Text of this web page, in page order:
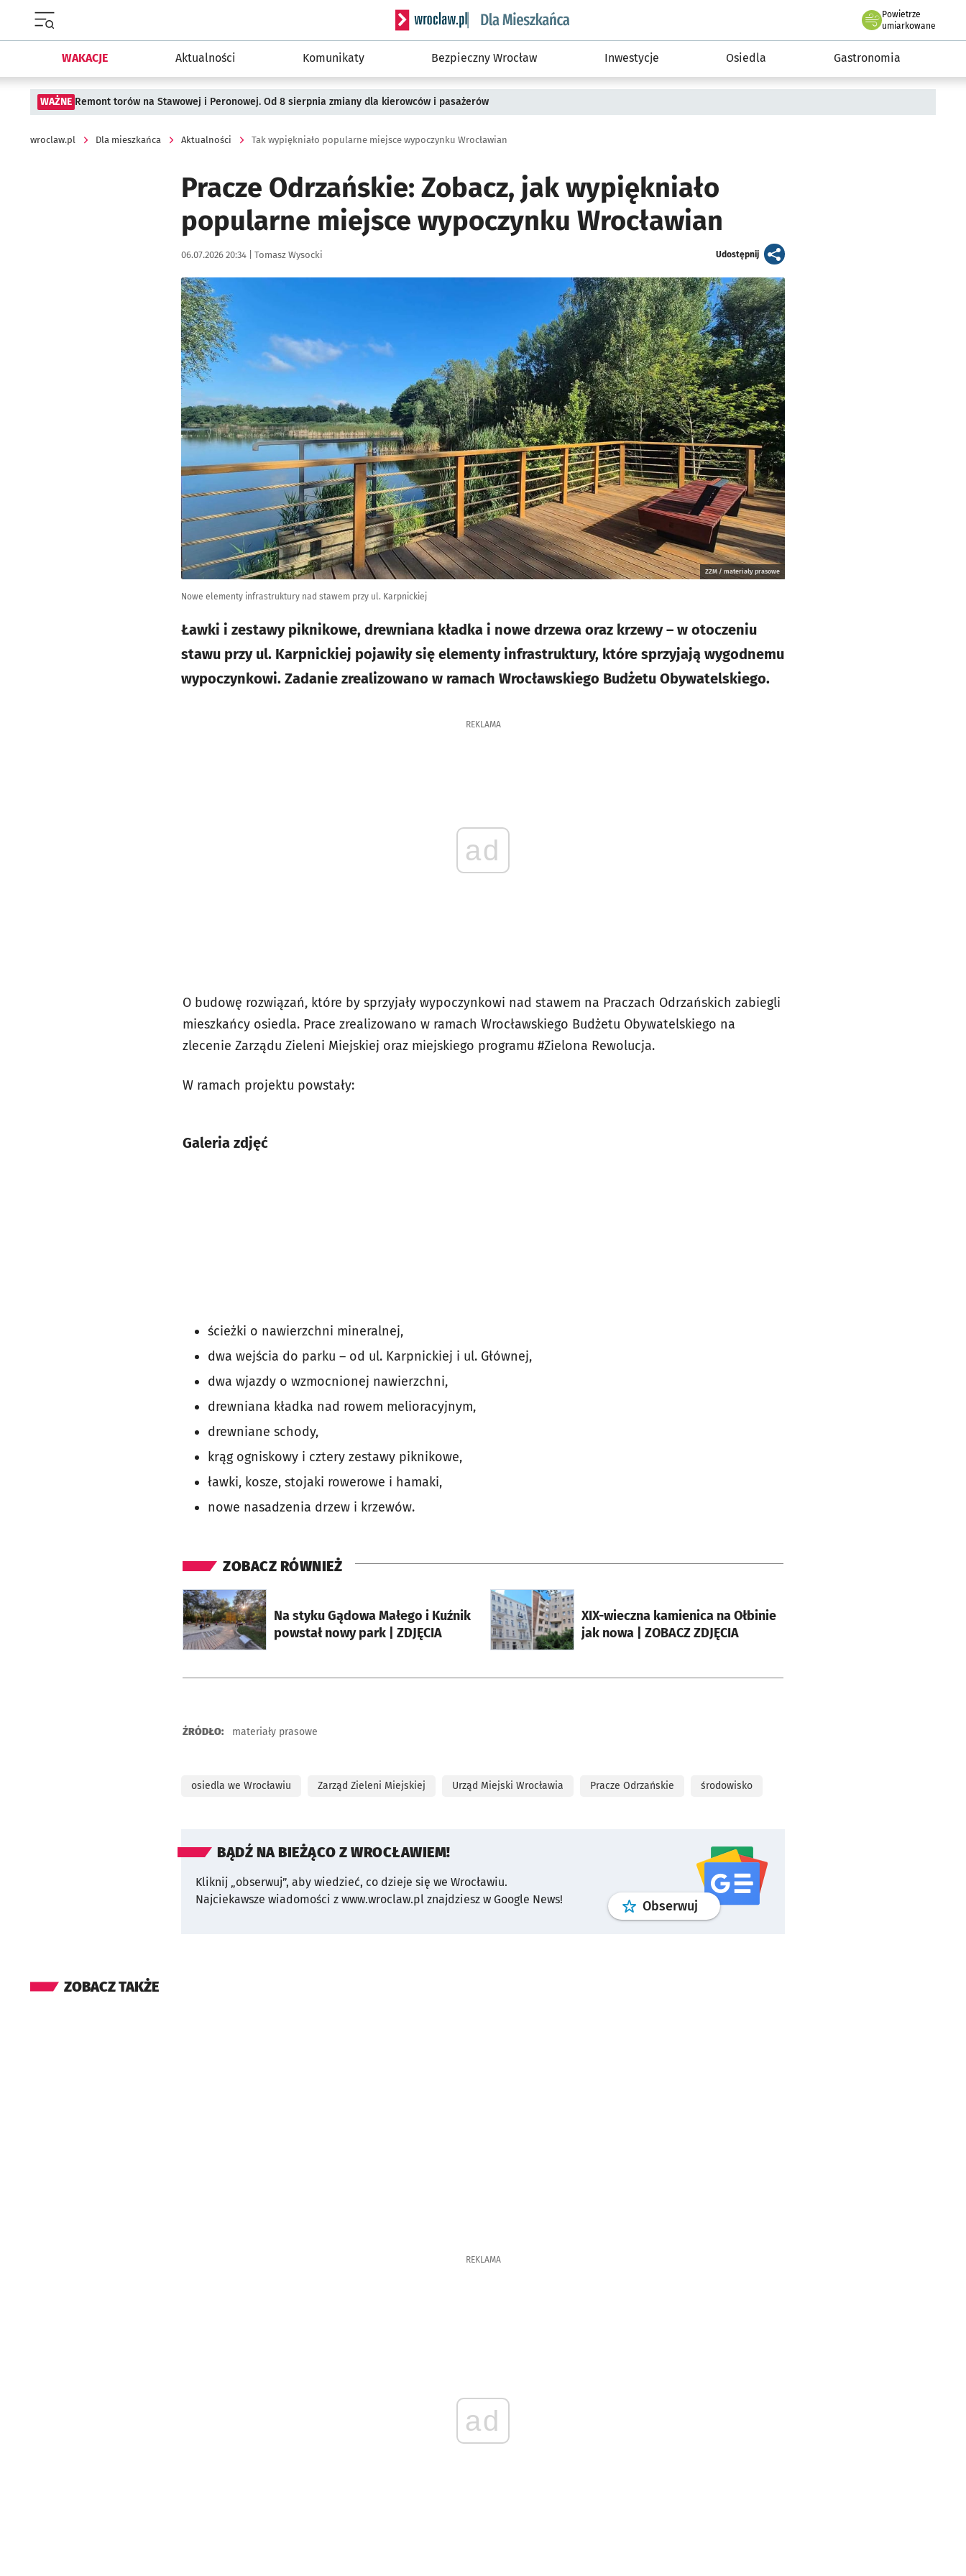
Serwis informacyjny wroclaw.pl podserwis: Dla mieszkańca
Powietrze
we Wrocławiu
umiarkowane
WAKACJE Aktualności Komunikaty Bezpieczny Wrocław Inwestycje Osiedla Gastronomia
WAŻNE Remont torów na Stawowej i Peronowej. Od 8 sierpnia zmiany dla kierowców i pasażerów
wroclaw.pl Dla mieszkańca Aktualności Tak wypiękniało popularne miejsce wypoczynku Wrocławian
Pracze Odrzańskie: Zobacz, jak wypiękniało
popularne miejsce wypoczynku Wrocławian
Data publikacji:
06.07.2026 20:34 | Autor:
Tomasz Wysocki Udostępnijartykuł
Kliknij, aby powiększyć
ZZM / materiały prasowe
Nowe elementy infrastruktury nad stawem przy ul. Karpnickiej
Ławki i zestawy piknikowe, drewniana kładka i nowe drzewa oraz krzewy – w otoczeniu
stawu przy ul. Karpnickiej pojawiły się elementy infrastruktury, które sprzyjają wygodnemu
wypoczynkowi. Zadanie zrealizowano w ramach Wrocławskiego Budżetu Obywatelskiego.
REKLAMA
ad
O budowę rozwiązań, które by sprzyjały wypoczynkowi nad stawem na Praczach Odrzańskich zabiegli
mieszkańcy osiedla. Prace zrealizowano w ramach Wrocławskiego Budżetu Obywatelskiego na
zlecenie Zarządu Zieleni Miejskiej oraz miejskiego programu #Zielona Rewolucja.
W ramach projektu powstały:
Galeria zdjęć
ścieżki o nawierzchni mineralnej,
dwa wejścia do parku – od ul. Karpnickiej i ul. Głównej,
dwa wjazdy o wzmocnionej nawierzchni,
drewniana kładka nad rowem melioracyjnym,
drewniane schody,
krąg ogniskowy i cztery zestawy piknikowe,
ławki, kosze, stojaki rowerowe i hamaki,
nowe nasadzenia drzew i krzewów.
ZOBACZ RÓWNIEŻ
Na styku Gądowa Małego i Kuźnik
powstał nowy park | ZDJĘCIA
otworzy się w nowej karcie
XIX-wieczna kamienica na Ołbinie
jak nowa | ZOBACZ ZDJĘCIA
otworzy się w nowej karcie
ŹRÓDŁO: materiały prasowe
osiedla we Wrocławiu Zarząd Zieleni Miejskiej Urząd Miejski Wrocławia Pracze Odrzańskie środowisko
BĄDŹ NA BIEŻĄCO Z WROCŁAWIEM!
Kliknij „obserwuj”, aby wiedzieć, co dzieje się we Wrocławiu.
Najciekawsze wiadomości z www.wroclaw.pl znajdziesz w Google News!
Obserwuj profilgoogle news
ZOBACZ TAKŻE
REKLAMA
ad